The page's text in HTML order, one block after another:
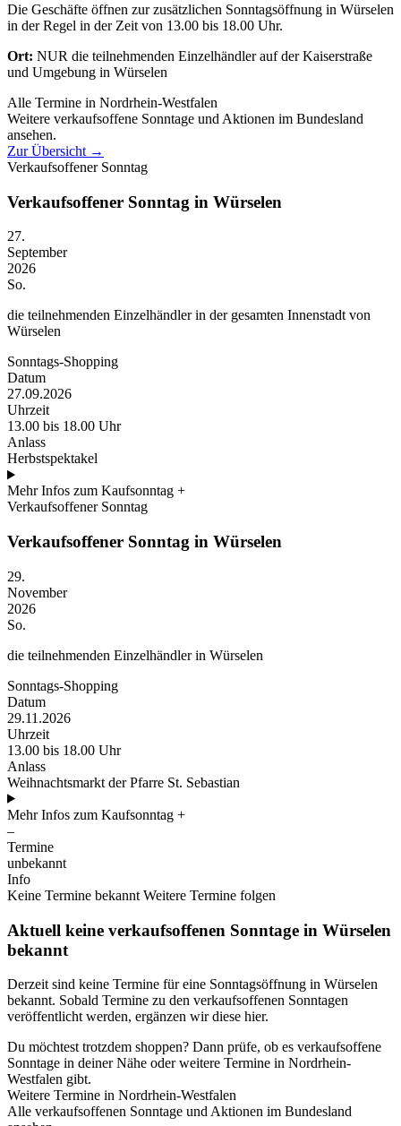
Die Geschäfte öffnen zur zusätzlichen Sonntagsöffnung in Würselen
in der Regel in der Zeit von 13.00 bis 18.00 Uhr.
Ort: NUR die teilnehmenden Einzelhändler auf der Kaiserstraße
und Umgebung in Würselen
Alle Termine in Nordrhein-Westfalen
Weitere verkaufsoffene Sonntage und Aktionen im Bundesland
ansehen.
Zur Übersicht →
Verkaufsoffener Sonntag
Verkaufsoffener Sonntag in Würselen
27.
September
2026
So.
die teilnehmenden Einzelhändler in der gesamten Innenstadt von
Würselen
Sonntags-Shopping
Datum
27.09.2026
Uhrzeit
13.00 bis 18.00 Uhr
Anlass
Herbstspektakel
Mehr Infos zum Kaufsonntag +
Verkaufsoffener Sonntag
Verkaufsoffener Sonntag in Würselen
29.
November
2026
So.
die teilnehmenden Einzelhändler in Würselen
Sonntags-Shopping
Datum
29.11.2026
Uhrzeit
13.00 bis 18.00 Uhr
Anlass
Weihnachtsmarkt der Pfarre St. Sebastian
Mehr Infos zum Kaufsonntag +
–
Termine
unbekannt
Info
Keine Termine bekannt Weitere Termine folgen
Aktuell keine verkaufsoffenen Sonntage in Würselen
bekannt
Derzeit sind keine Termine für eine Sonntagsöffnung in Würselen
bekannt. Sobald Termine zu den verkaufsoffenen Sonntagen
veröffentlicht werden, ergänzen wir diese hier.
Du möchtest trotzdem shoppen? Dann prüfe, ob es verkaufsoffene
Sonntage in deiner Nähe oder weitere Termine in Nordrhein-
Westfalen gibt.
Weitere Termine in Nordrhein-Westfalen
Alle verkaufsoffenen Sonntage und Aktionen im Bundesland